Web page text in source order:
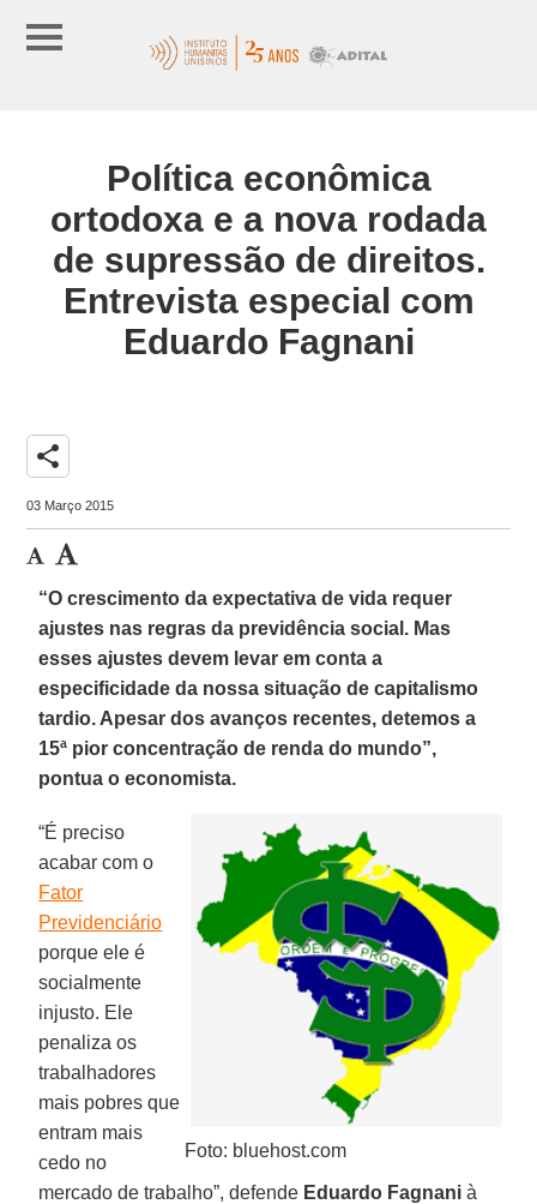
Política econômica
ortodoxa e a nova rodada
de supressão de direitos.
Entrevista especial com
Eduardo Fagnani
share
03 Março 2015
“O crescimento da expectativa de vida requer
ajustes nas regras da previdência social. Mas
esses ajustes devem levar em conta a
especificidade da nossa situação de capitalismo
tardio. Apesar dos avanços recentes, detemos a
15ª pior concentração de renda do mundo”,
pontua o economista.
Foto: bluehost.com
“É preciso
acabar com o
Fator
Previdenciário
porque ele é
socialmente
injusto. Ele
penaliza os
trabalhadores
mais pobres que
entram mais
cedo no
mercado de trabalho”, defende Eduardo Fagnani à